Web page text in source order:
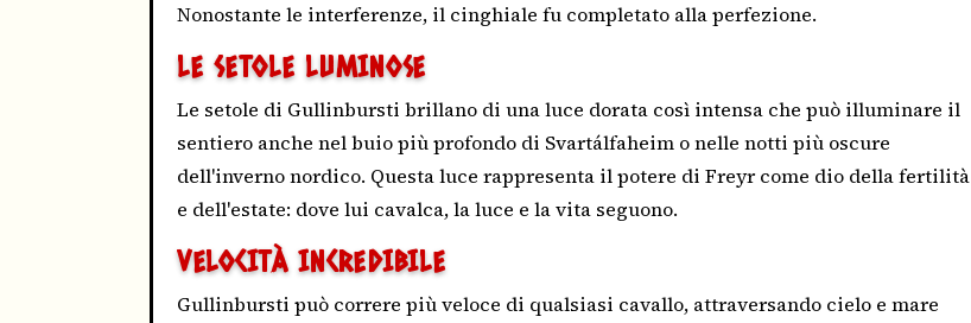
Nonostante le interferenze, il cinghiale fu completato alla perfezione.
LE SETOLE LUMINOSE
Le setole di Gullinbursti brillano di una luce dorata così intensa che può illuminare il
sentiero anche nel buio più profondo di Svartálfaheim o nelle notti più oscure
dell'inverno nordico. Questa luce rappresenta il potere di Freyr come dio della fertilità
e dell'estate: dove lui cavalca, la luce e la vita seguono.
VELOCITÀ INCREDIBILE
Gullinbursti può correre più veloce di qualsiasi cavallo, attraversando cielo e mare